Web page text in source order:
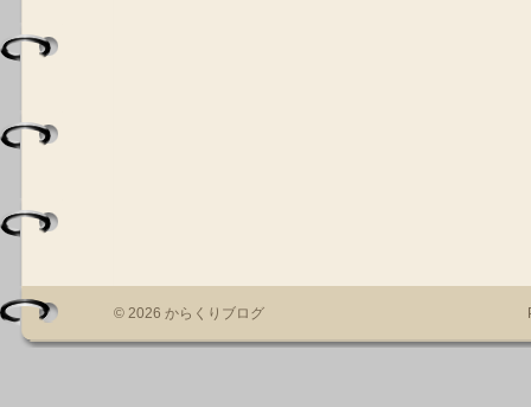
© 2026 からくりブログ